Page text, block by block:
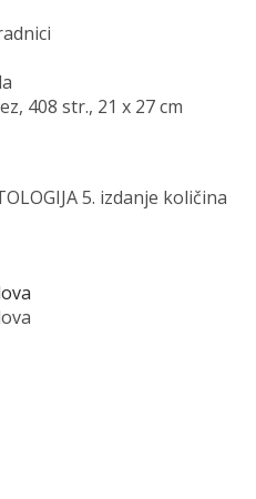
408 str., 21 x 27 cm
5. izdanje količina